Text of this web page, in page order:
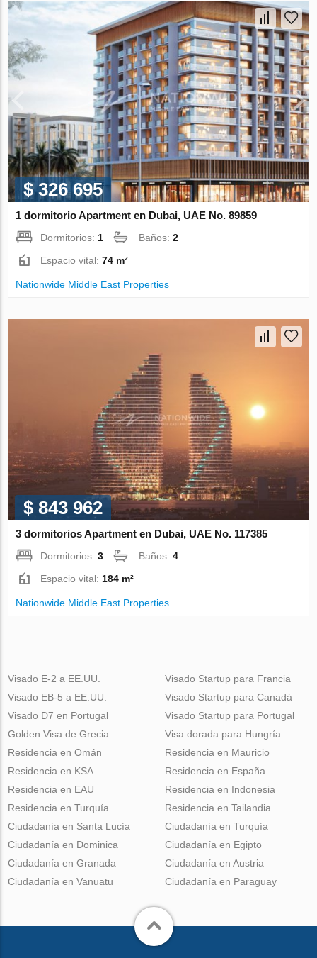
$ 326 695
1 dormitorio Apartment en Dubai, UAE No. 89859
Dormitorios: 1 Baños:2
Espacio vital:74 m²
Nationwide Middle East Properties
$ 843 962
3 dormitorios Apartment en Dubai, UAE No. 117385
Dormitorios:3 Baños:4
Espacio vital: 184 m²
Nationwide Middle East Properties
Visado E-2 a EE.UU.
Visado EB-5 a EE.UU.
Visado D7 en Portugal
Golden Visa de Grecia
Visado Startup para Francia
Visado Startup para Canadá
Visado Startup para Portugal
Visa dorada para Hungría
Residencia en Omán
Residencia en KSA
Residencia en EAU
Residencia en Turquía
Residencia en Mauricio
Residencia en España
Residencia en Indonesia
Residencia en Tailandia
Ciudadanía en Santa Lucía
Ciudadanía en Dominica
Ciudadanía en Granada
Ciudadanía en Vanuatu
Ciudadanía en Turquía
Ciudadanía en Egipto
Ciudadanía en Austria
Ciudadanía en Paraguay